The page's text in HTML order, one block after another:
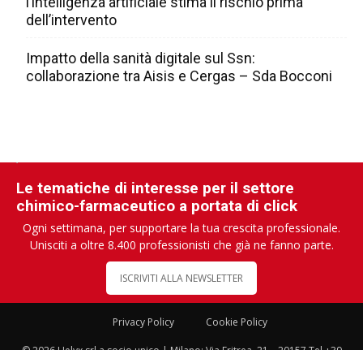
dell’intervento
Impatto della sanità digitale sul Ssn:
collaborazione tra Aisis e Cergas – Sda Bocconi
Le tematiche di interesse per il settore
chimico-farmaceutico a portata di click
Ogni settimana, per supportare la tua crescita professionale.
Unisciti a oltre 8.400 professionisti che già ne fanno parte.
ISCRIVITI ALLA NEWSLETTER
Privacy Policy Cookie Policy